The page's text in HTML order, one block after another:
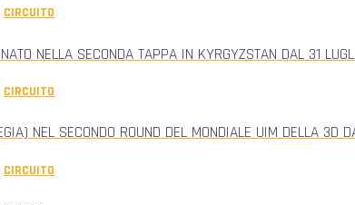
CIRCUITO
NELLA SECONDA TAPPA IN KYRGYZSTAN DAL 31
CIRCUITO
NEL SECONDO ROUND DEL MONDIALE UIM DELLA 3D
CIRCUITO